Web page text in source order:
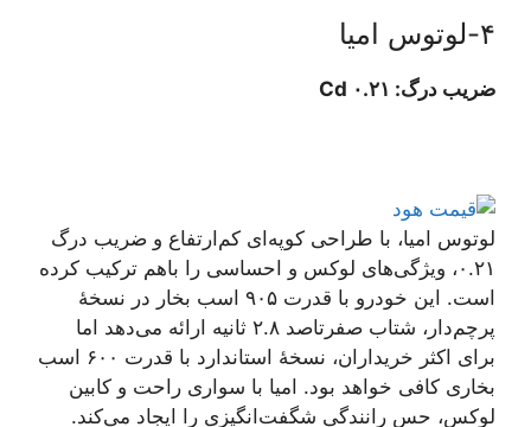
۴-لوتوس امیا
ضریب درگ: ۰.۲۱ Cd
لوتوس امیا، با طراحی کوپه‌ای کم‌ارتفاع و ضریب درگ
۰.۲۱، ویژگی‌های لوکس و احساسی را باهم ترکیب کرده
است. این خودرو با قدرت ۹۰۵ اسب بخار در نسخهٔ
پرچم‌دار، شتاب صفرتاصد ۲.۸ ثانیه ارائه می‌دهد اما
برای اکثر خریداران، نسخهٔ استاندارد با قدرت ۶۰۰ اسب
بخاری کافی خواهد بود. امیا با سواری راحت و کابین
لوکس، حس رانندگی شگفت‌انگیزی را ایجاد می‌کند.